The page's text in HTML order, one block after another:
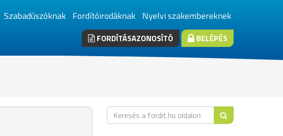
Szabadúszóknak Fordítóirodáknak Nyelvi szakembereknek
FORDÍTÁSAZONOSÍTÓ BELÉPÉS